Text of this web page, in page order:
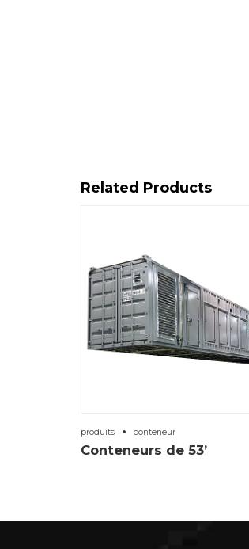
Related Products
produits conteneur
Conteneurs de 53’